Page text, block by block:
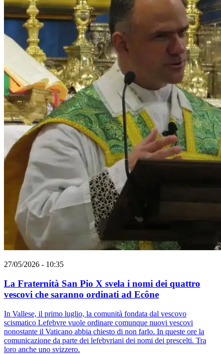
27/05/2026 - 10:35
La Fraternità San Pio X svela i nomi dei quattro
vescovi che saranno ordinati ad Ecône
In Vallese, il primo luglio, la comunità fondata dal vescovo
scismatico Lefebvre vuole ordinare comunque nuovi vescovi
nonostante il Vaticano abbia chiesto di non farlo. In queste ore la
comunicazione da parte dei lefebvriani dei nomi dei prescelti. Tra
loro anche uno svizzero.